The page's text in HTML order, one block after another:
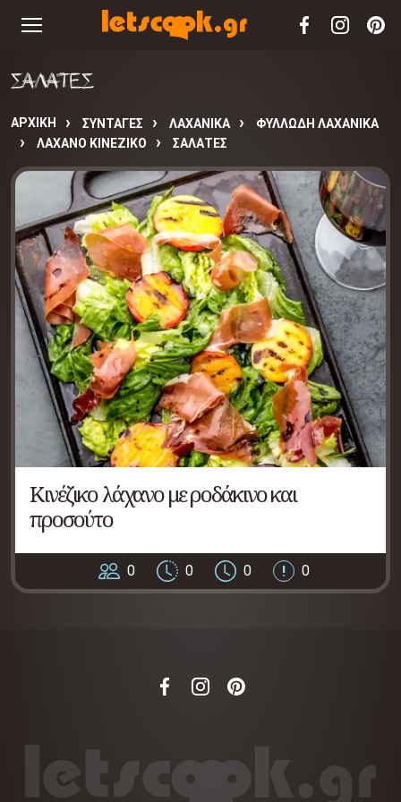
ΣΑΛΑΤΕΣ
ΑΡΧΙΚΉ ΣΥΝΤΑΓΈΣ ΛΑΧΑΝΙΚΑ
ΦΥΛΛΩΔΗ ΛΑΧΑΝΙΚΑ
ΛΑΧΑΝΟ ΚΙΝΕΖΙΚΟ
ΣΑΛΑΤΕΣ
Κινέζικο λάχανο με ροδάκινο και
προσούτο
0 0 0 0